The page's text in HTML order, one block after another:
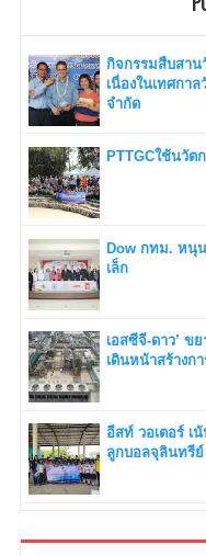
กิจกรรมสืบสาน
เนื่องในเทศกา
จำกัด
PTTGCใช้นวัต
Dow กทม. หนุ
เล็ก
เอสซีจี-ดาว’ ข
เดินหน้าสร้างก
อีสท์ วอเตอร์ เ
ลูกบอลจุลินทรีย์